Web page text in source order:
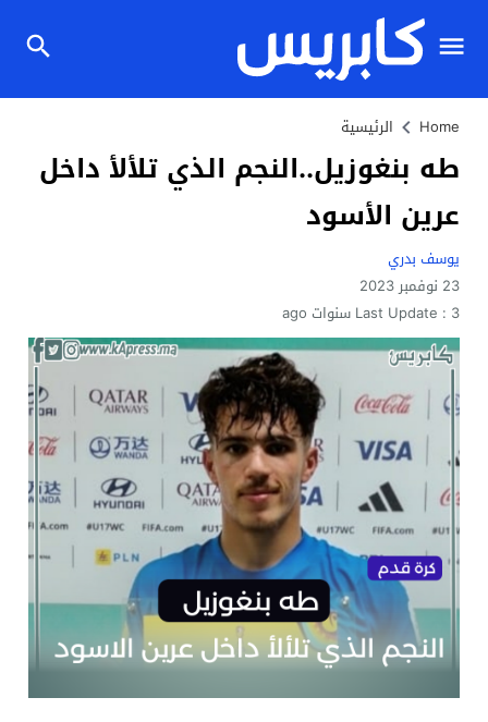
Home الرئيسية
طه بنغوزيل..النجم الذي تلألأ داخل
عرين الأسود
يوسف بدري
23 نوفمبر 2023
Last Update : 3 سنوات ago